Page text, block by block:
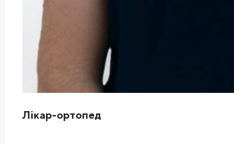
Лікар-ортопед